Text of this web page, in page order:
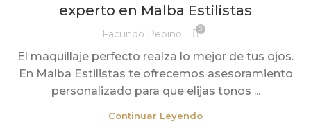
experto en Malba Estilistas
Facundo Pepino 0
El maquillaje perfecto realza lo mejor de tus ojos.
En Malba Estilistas te ofrecemos asesoramiento
personalizado para que elijas tonos ...
Continuar Leyendo